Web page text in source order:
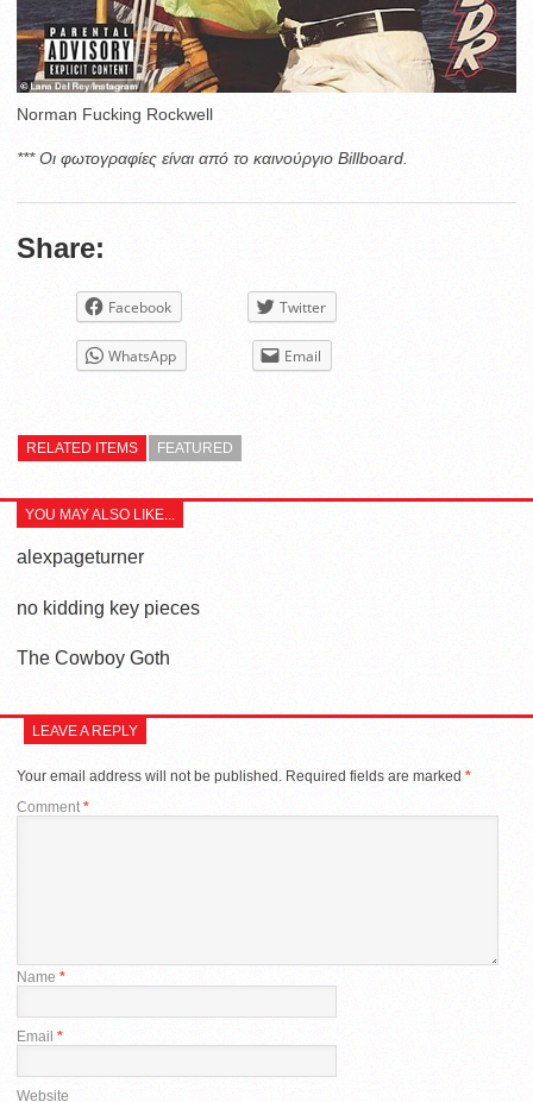
Norman Fucking Rockwell
*** Οι φωτογραφίες είναι από το καινούργιο Billboard.
Share:
Facebook Twitter
WhatsApp Email
RELATED ITEMS FEATURED
YOU MAY ALSO LIKE...
alexpageturner
no kidding key pieces
The Cowboy Goth
LEAVE A REPLY
Your email address will not be published. Required fields are marked *
Comment*
Name *
Email *
Website